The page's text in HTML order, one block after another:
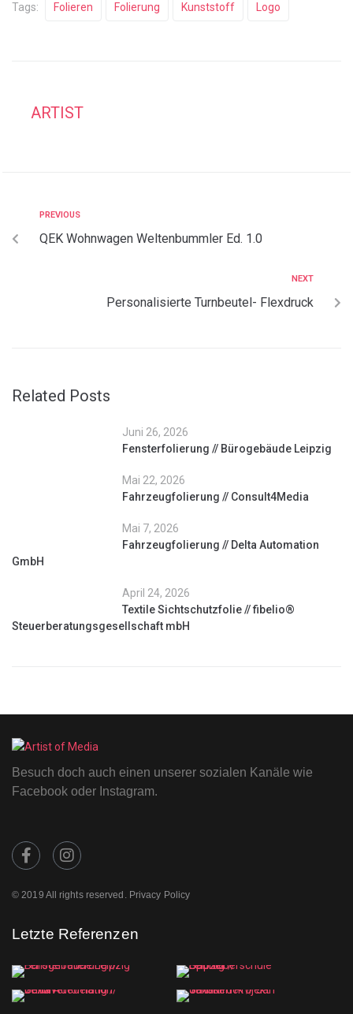
Tags: Folieren Folierung Kunststoff Logo
ARTIST
PREVIOUS
QEK Wohnwagen Weltenbummler Ed. 1.0
NEXT
Personalisierte Turnbeutel- Flexdruck
Related Posts
Juni 26, 2026
Fensterfolierung // Bürogebäude Leipzig
Mai 22, 2026
Fahrzeugfolierung // Consult4Media
Mai 7, 2026
Fahrzeugfolierung // Delta Automation
GmbH
April 24, 2026
Textile Sichtschutzfolie // fibelio®
Steuerberatungsgesellschaft mbH
Besuch doch auch einen unserer sozialen Kanäle wie
Facebook oder Instagram.
© 2019 All rights reserved. Privacy Policy
Letzte Referenzen